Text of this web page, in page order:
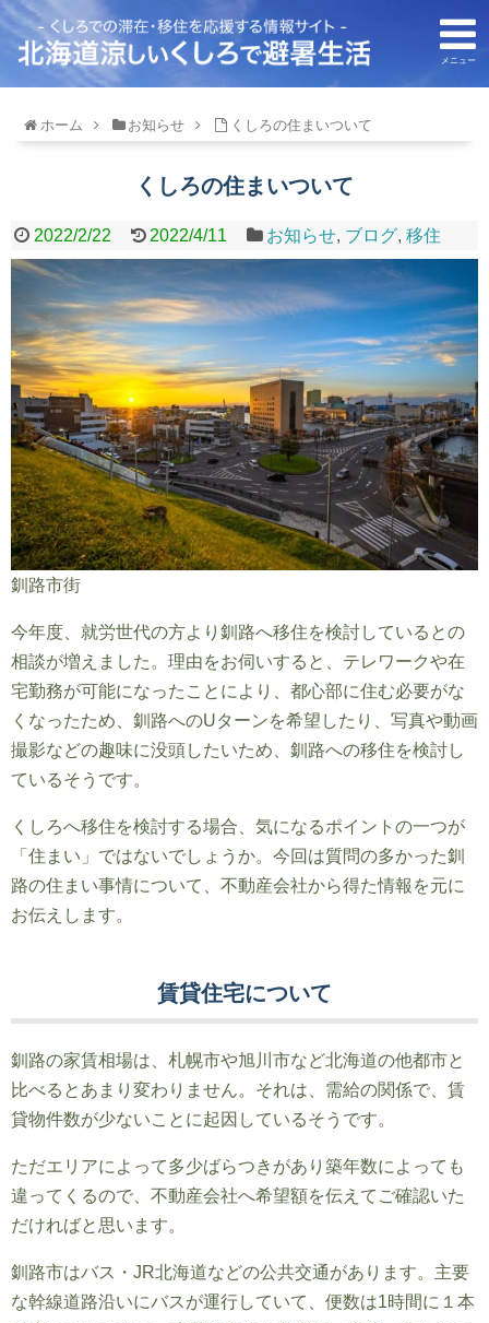
メニュー
ホーム お知らせ くしろの住まいついて
くしろの住まいついて
2022/2/22 2022/4/11 お知らせ, ブログ,移住
釧路市街
今年度、就労世代の方より釧路へ移住を検討しているとの
相談が増えました。理由をお伺いすると、テレワークや在
宅勤務が可能になったことにより、都心部に住む必要がな
くなったため、釧路へのUターンを希望したり、写真や動画
撮影などの趣味に没頭したいため、釧路への移住を検討し
ているそうです。
くしろへ移住を検討する場合、気になるポイントの一つが
「住まい」ではないでしょうか。今回は質問の多かった釧
路の住まい事情について、不動産会社から得た情報を元に
お伝えします。
賃貸住宅について
釧路の家賃相場は、札幌市や旭川市など北海道の他都市と
比べるとあまり変わりません。それは、需給の関係で、賃
貸物件数が少ないことに起因しているそうです。
ただエリアによって多少ばらつきがあり築年数によっても
違ってくるので、不動産会社へ希望額を伝えてご確認いた
だければと思います。
釧路市はバス・JR北海道などの公共交通があります。主要
な幹線道路沿いにバスが運行していて、便数は1時間に１本